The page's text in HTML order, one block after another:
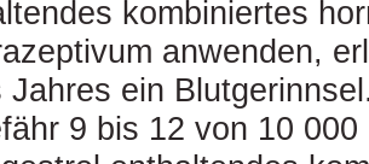
kombiniertes
anwenden,
Jahres ein
9 bis 12 von 10